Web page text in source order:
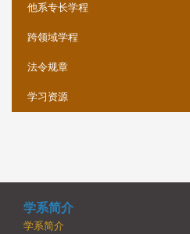
他系专长学程
跨领域学程
法令规章
学习资源
学系简介
学系简介